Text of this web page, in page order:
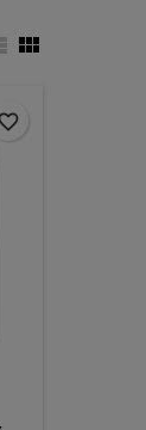
